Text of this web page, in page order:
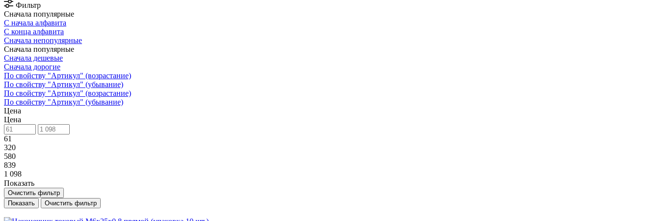
Фильтр
Сначала популярные
С начала алфавита
С конца алфавита
Сначала непопулярные
Сначала популярные
Сначала дешевые
Сначала дорогие
По свойству "Артикул" (возрастание)
По свойству "Артикул" (убывание)
По свойству "Артикул" (возрастание)
По свойству "Артикул" (убывание)
Цена
Цена
61
320
580
839
1 098
Показать
Очистить фильтр
Очистить фильтр